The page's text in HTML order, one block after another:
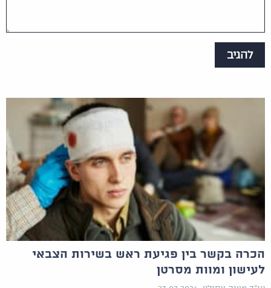
הכרה בקשר בין פגיעת ראש בשירות הצבאי
לעישון ומוות מסרטן